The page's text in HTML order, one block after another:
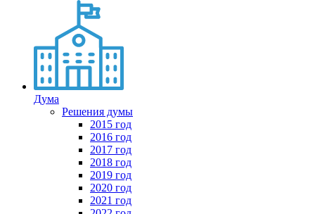
Дума
Решения думы
2015 год
2016 год
2017 год
2018 год
2019 год
2020 год
2021 год